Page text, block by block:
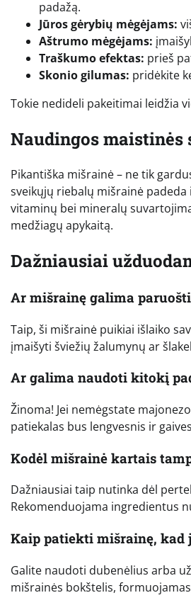
padažą.
Jūros gėrybių mėgėjams:
Aštrumo mėgėjams:
Traškumo efektas: prieš
Skonio gilumas: pridėkite
Tokie nedideli pakeitimai leidžia
Naudingos maistinės
Pikantiška mišrainė – ne tik
sveikųjų riebalų mišrainė
vitaminų bei mineralų
medžiagų apykaitą.
Dažniausiai
Ar mišrainę galima
Taip, ši mišrainė puikiai išlaiko
įmaišyti šviežių žalumynų ar
Ar galima naudoti kitokį
Žinoma! Jei nemėgstate
patiekalas bus lengvesnis ir
Kodėl mišrainė kartais
Dažniausiai taip nutinka dėl
Rekomenduojama ingredientus
Kaip patiekti mišrainę,
Galite naudoti dubenėlius arba
mišrainės bokštelis,